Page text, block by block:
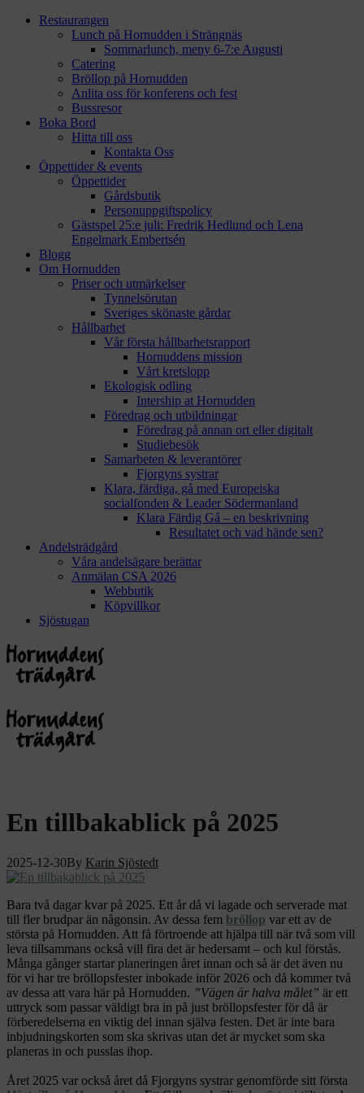
Restaurangen
Lunch på Hornudden i Strängnäs
Sommarlunch, meny 6-7:e Augusti
Catering
Bröllop på Hornudden
Anlita oss för konferens och fest
Bussresor
Boka Bord
Hitta till oss
Kontakta Oss
Öppettider & events
Öppettider
Gårdsbutik
Personuppgiftspolicy
Gästspel 25:e juli: Fredrik Hedlund och Lena
Engelmark Embertsén
Blogg
Om Hornudden
Priser och utmärkelser
Tynnelsörutan
Sveriges skönaste gårdar
Hållbarhet
Vår första hållbarhetsrapport
Hornuddens mission
Vårt kretslopp
Ekologisk odling
Intership at Hornudden
Föredrag och utbildningar
Föredrag på annan ort eller digitalt
Studiebesök
Samarbeten & leverantörer
Fjorgyns systrar
Klara, färdiga, gå med Europeiska
socialfonden & Leader Södermanland
Klara Färdig Gå – en beskrivning
Resultatet och vad hände sen?
Andelsträdgård
Våra andelsägare berättar
Anmälan CSA 2026
Webbutik
Köpvillkor
Sjöstugan
En tillbakablick på 2025
2025-12-30By Karin Sjöstedt
Bara två dagar kvar på 2025. Ett år då vi lagade och serverade mat
till fler brudpar än någonsin. Av dessa fem bröllop var ett av de
största på Hornudden. Att få förtroende att hjälpa till när två som vill
leva tillsammans också vill fira det är hedersamt – och kul förstås.
Många gånger startar planeringen året innan och så är det även nu
för vi har tre bröllopsfester inbokade inför 2026 och då kommer två
av dessa att vara här på Hornudden. ”Vägen är halva målet” är ett
uttryck som passar väldigt bra in på just bröllopsfester för då är
förberedelserna en viktig del innan själva festen. Det är inte bara
inbjudningskorten som ska skrivas utan det är mycket som ska
planeras in och pusslas ihop.
Året 2025 var också året då Fjorgyns systrar genomförde sitt första